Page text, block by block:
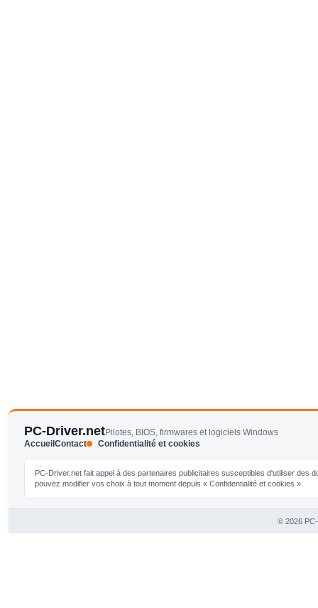
PC-Driver.netPilotes, BIOS, firmwares et logiciels Windows
AccueilContact Confidentialité et cookies
PC-Driver.net fait appel à des partenaires publicitaires susceptibles d'utiliser
pouvez modifier vos choix à tout moment depuis « Confidentialité et cookies ».
© 2026